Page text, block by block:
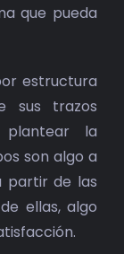
que pueda
estructura
sus trazos
la
son algo a
partir de las
ellas, algo